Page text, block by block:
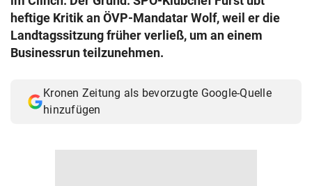
heftige Kritik an ÖVP-Mandatar Wolf, weil er die
Landtagssitzung früher verließ, um an einem
Businessrun teilzunehmen.
Kronen Zeitung als bevorzugte Google-Quelle
hinzufügen